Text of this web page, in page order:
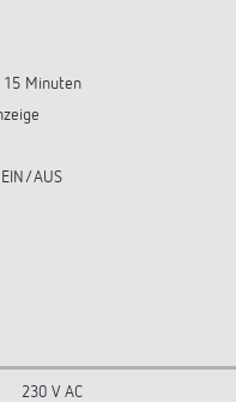
15 Minuten
AUS
230 V AC